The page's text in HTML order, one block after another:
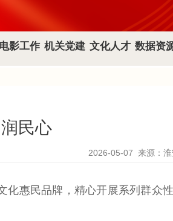
电影工作 机关党建 文化人才 数据资
民心
2026-05-07 来源：
惠民品牌，精心开展系列群众性